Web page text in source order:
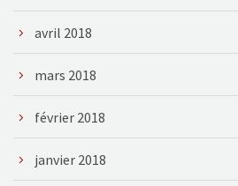
avril 2018
mars 2018
février 2018
janvier 2018